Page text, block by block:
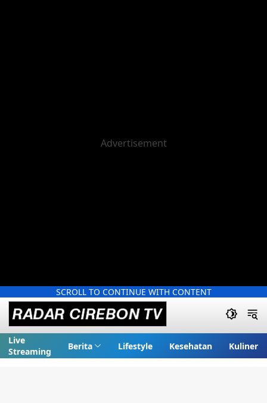
SCROLL TO CONTINUE WITH CONTENT
Live
Streaming
Berita Lifestyle Kesehatan Kuliner